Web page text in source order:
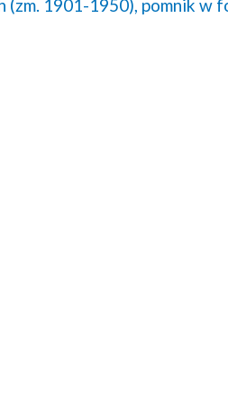
(zm. 1901-1950), pomnik w